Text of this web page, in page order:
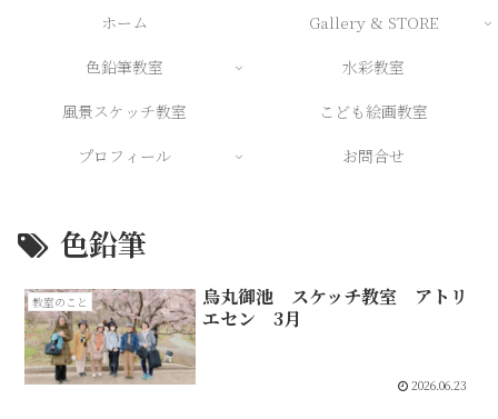
ホーム
Gallery & STORE
色鉛筆教室
水彩教室
風景スケッチ教室
こども絵画教室
プロフィール
お問合せ
色鉛筆
教室のこと
烏丸御池 スケッチ教室 アトリ
エセン 3月
2026.06.23